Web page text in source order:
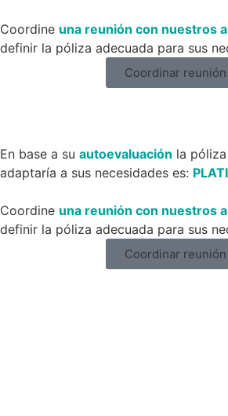
Coordine una reunión con nuestros
definir la póliza adecuada para sus
Coordinar reunión
En base a su autoevaluación la
adaptaría a sus necesidades es:
Coordine una reunión con nuestros
definir la póliza adecuada para sus
Coordinar reunión